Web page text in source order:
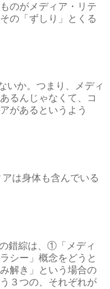
のがメディア・リテ
の「ずしり」とくる
いか。つまり、メディ
るんじゃなくて、コ
があるというよう
は身体も含んでいる
錯綜は、①「メディ
シー」概念をどうと
解き」という場合の
３つの、それぞれが